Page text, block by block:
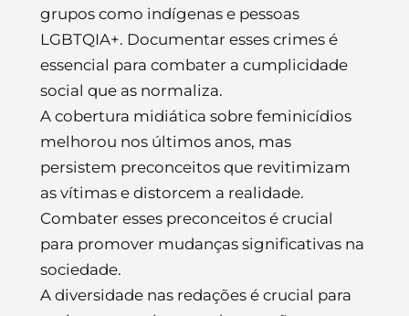
grupos como indígenas e pessoas
LGBTQIA+. Documentar esses crimes é
essencial para combater a cumplicidade
social que as normaliza.
A cobertura midiática sobre feminicídios
melhorou nos últimos anos, mas
persistem preconceitos que revitimizam
as vítimas e distorcem a realidade.
Combater esses preconceitos é crucial
para promover mudanças significativas na
sociedade.
A diversidade nas redações é crucial para